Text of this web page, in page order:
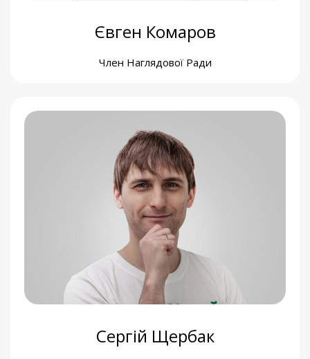
Євген Комаров
Член Наглядової Ради
Сергій Щербак
Денис Журов
Керівник комунікаційного відділу фонду